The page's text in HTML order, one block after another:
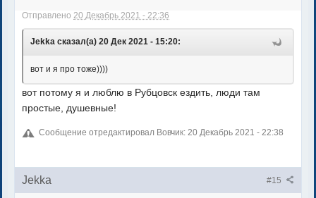
Отправлено 20 Декабрь 2021 - 22:36
Jekka сказал(а) 20 Дек 2021 - 15:20:
вот и я про тоже))))
вот потому я и люблю в Рубцовск ездить, люди там
простые, душевные!
Сообщение отредактировал Вовчик: 20 Декабрь 2021 - 22:38
#15
Jekka